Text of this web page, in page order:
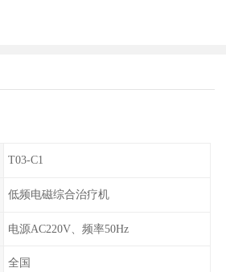
T03-C1
低频电磁综合治疗机
电源AC220V、频率50Hz
全国